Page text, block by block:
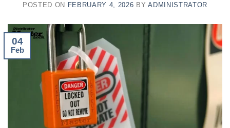
POSTED ON FEBRUARY 4, 2026 BYADMINISTRATOR
04
Feb